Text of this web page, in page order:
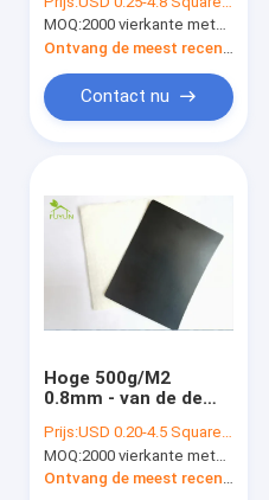
Doekhdpe
Damvoering 200/0.3
Lekkagecontrole
MOQ:2000 vierkante meters
Contact nu
Hoge 500g/M2
0.8mm - van de de
dichtheidspolyethyleen
HDPE Plastic
Geomembrane
Prijs:USD 0.20-4.5 Square Meter
MOQ:2000 vierkante meters